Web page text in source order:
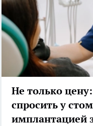
Не только
спросить у
имплантацией